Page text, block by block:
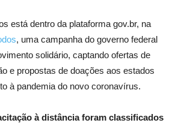
está dentro da plataforma gov.br, na
, uma campanha do governo federal
solidário, captando ofertas de
e propostas de doações aos estados
à pandemia do novo coronavírus.
à distância foram classificados